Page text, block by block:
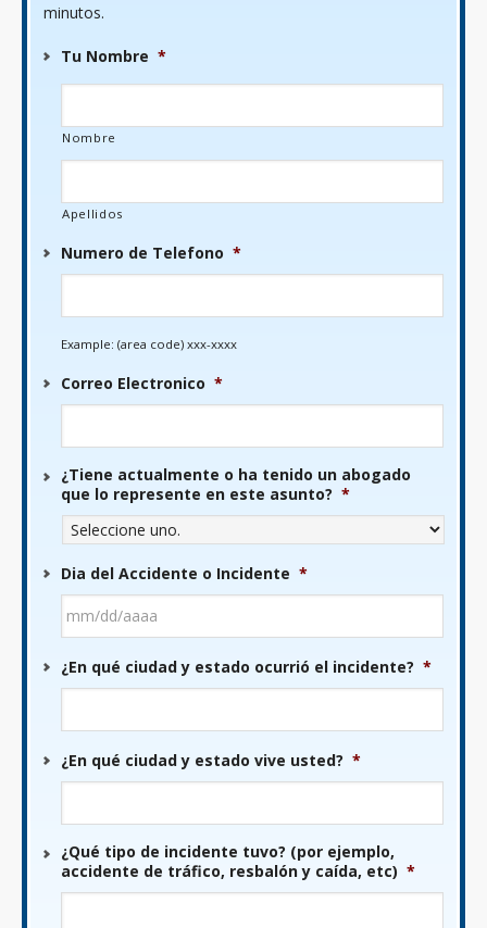
minutos.
Tu Nombre *
Nombre
Apellidos
Numero de Telefono *
Example: (area code) xxx-xxxx
Correo Electronico *
¿Tiene actualmente o ha tenido un abogado
que lo represente en este asunto? *
Dia del Accidente o Incidente *
barra
DD
¿En qué ciudad y estado ocurrió el incidente? *
¿En qué ciudad y estado vive usted? *
¿Qué tipo de incidente tuvo? (por ejemplo,
accidente de tráfico, resbalón y caída, etc) *